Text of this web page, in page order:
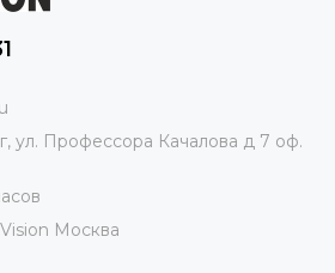
ул. Профессора Качалова д 7 оф.
Москва